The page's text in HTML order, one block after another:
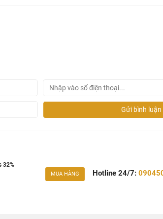
Gửi bình luận
32%
MUA HÀNG Hotline 24/7: